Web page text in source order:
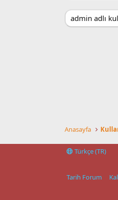
admin adlı
Anasayfa
Türkçe (TR)
Tarih Forum